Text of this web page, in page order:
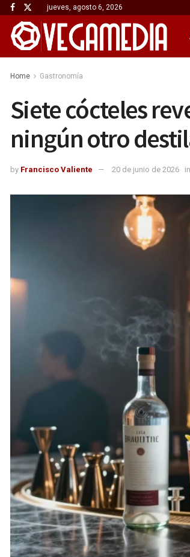
jueves, agosto 6, 2026
Home Gastronomía
Siete cócteles
ningún otro
by Francisco Valiente 20 de junio de 2026 in